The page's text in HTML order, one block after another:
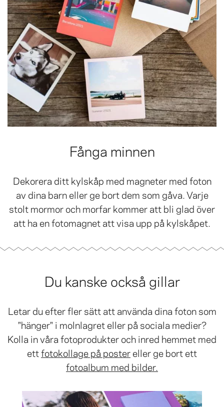
Fånga minnen
Dekorera ditt kylskåp med magneter med foton
av dina barn eller ge bort dem som gåva. Varje
stolt mormor och morfar kommer att bli glad över
att ha en fotomagnet att visa upp på kylskåpet.
Du kanske också gillar
Letar du efter fler sätt att använda dina foton som
"hänger" i molnlagret eller på sociala medier?
Kolla in våra fotoprodukter och inred hemmet med
ettfotokollage på postereller ge bort ett
fotoalbum med bilder.